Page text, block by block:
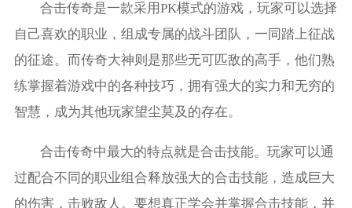
合击传奇是一款采用PK模式的游戏，玩家可以选择
自己喜欢的职业，组成专属的战斗团队，一同踏上征战
的征途。而传奇大神则是那些无可匹敌的高手，他们熟
练掌握着游戏中的各种技巧，拥有强大的实力和无穷的
智慧，成为其他玩家望尘莫及的存在。
合击传奇中最大的特点就是合击技能。玩家可以通
过配合不同的职业组合释放强大的合击技能，造成巨大
的伤害，击败敌人。要想真正学会并掌握合击技能，并